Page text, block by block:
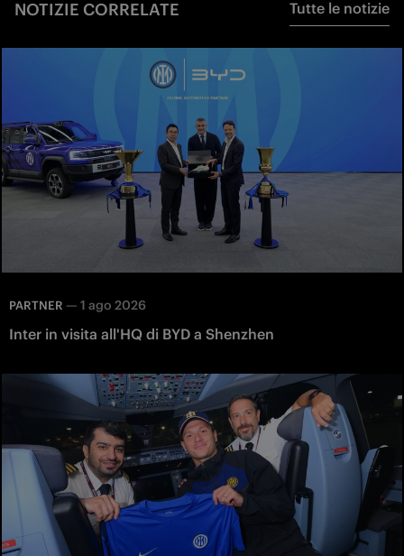
NOTIZIE CORRELATE Tutte le notizie
PARTNER — 1 ago 2026
Inter in visita all'HQ di BYD a Shenzhen